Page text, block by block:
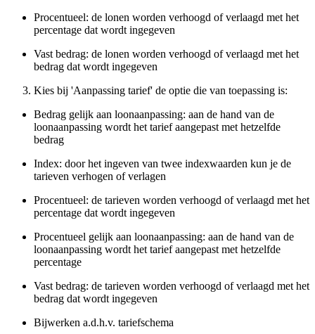
Procentueel: de lonen worden verhoogd of verlaagd met het
percentage dat wordt ingegeven
Vast bedrag: de lonen worden verhoogd of verlaagd met het
bedrag dat wordt ingegeven
Kies bij 'Aanpassing tarief' de optie die van toepassing is:
Bedrag gelijk aan loonaanpassing: aan de hand van de
loonaanpassing wordt het tarief aangepast met hetzelfde
bedrag
Index: door het ingeven van twee indexwaarden kun je de
tarieven verhogen of verlagen
Procentueel: de tarieven worden verhoogd of verlaagd met het
percentage dat wordt ingegeven
Procentueel gelijk aan loonaanpassing: aan de hand van de
loonaanpassing wordt het tarief aangepast met hetzelfde
percentage
Vast bedrag: de tarieven worden verhoogd of verlaagd met het
bedrag dat wordt ingegeven
Bijwerken a.d.h.v. tariefschema